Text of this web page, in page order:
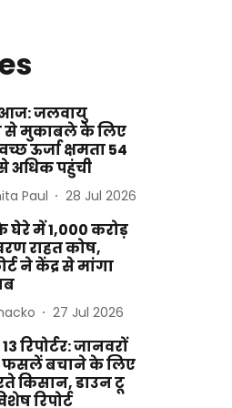
जलवायु
से मुकाबले के लिए
ऊर्जा क्षमता 54
अधिक पहुंची
Paul 28 Jul 2026
घेरे में 1,000 करोड़
राहत कोष,
ने केंद्र से मांगा
27 Jul 2026
रिपोर्टर: जानवरों
फसलें बचाने के लिए
किसान, डाउन टू
रिपोर्ट